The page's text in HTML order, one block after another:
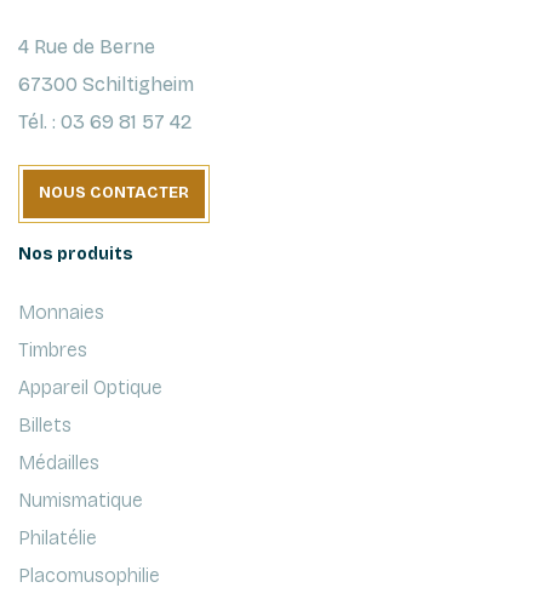
4 Rue de Berne
67300 Schiltigheim
Tél. : 03 69 81 57 42
NOUS CONTACTER
Nos produits
Monnaies
Timbres
Appareil Optique
Billets
Médailles
Numismatique
Philatélie
Placomusophilie